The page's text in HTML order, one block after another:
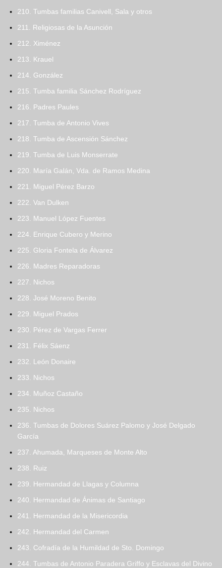
210. Tumbas familias Canivell, Sala y otros
211. Religiosas de la Asunción
212. Ximénez
213. Krauel
214. González
215. Tumba familia Sánchez Rodríguez
216. Padres Paules
217. Tumba de Antonio Vives
218. Tumba de Ascensión Sánchez
219. Tumba de Luis Monserrate
220. María Galán, Vda. de Ramos Medina
221. Miguel Pérez Barzo
222. Van Dulken
223. Manuel López Fuentes
224. Enrique Cubero y Merino
225. Gloria Fontela de Álvarez
226. Madres Reparadoras
227. Nichos
228. José Moreno Benito
229. Miguel Prados
230. Pérez de Vargas Ferrer
231. Félix Sáenz
232. León Donaire
233. Nichos
234. Muñoz Castaño
235. Nichos
236. Tumbas de Dolores Suárez Palomo y José Delgado
García
237. Ahumada, Marqueses de Monte Alto
238. Ruiz
239. Hermandad de Llagas y Columna
240. Hermandad de Ánimas de Santiago
241. Hermandad de la Misericordia
242. Hermandad del Carmen
243. Cofradía de la Humildad de Sto. Domingo
244. Tumbas de Antonio Paradera Griffo y Esclavas del Divino